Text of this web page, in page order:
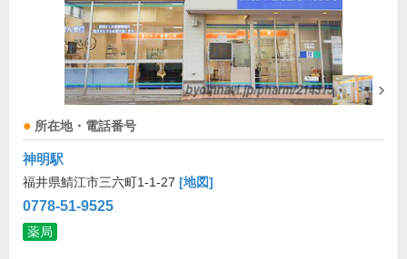
所在地・電話番号
神明駅
福井県鯖江市三六町1-1-27 [地図]
0778-51-9525
薬局